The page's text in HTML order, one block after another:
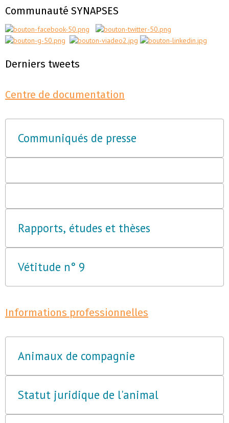
Communauté SYNAPSES
Derniers tweets
Centre de documentation
Communiqués de presse
Rapports, études et thèses
Vétitude n° 9
Informations professionnelles
Animaux de compagnie
Statut juridique de l'animal